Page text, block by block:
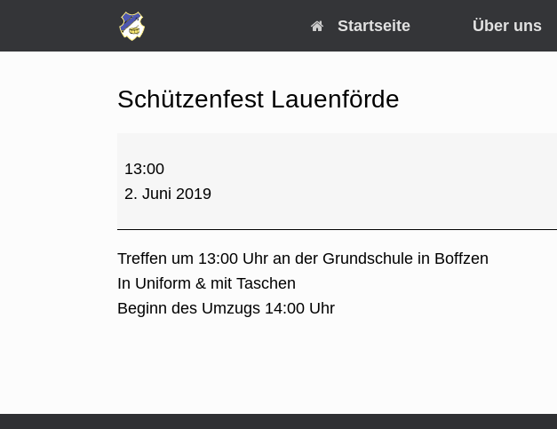
Startseite Über uns
Schützenfest Lauenförde
Lauenförde
13:00
2. Juni 2019
Treffen um 13:00 Uhr an der Grundschule in Boffzen
In Uniform & mit Taschen
Beginn des Umzugs 14:00 Uhr